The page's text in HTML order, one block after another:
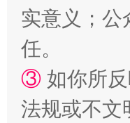
实意义；公
任。
③ 如你所
法规或不文